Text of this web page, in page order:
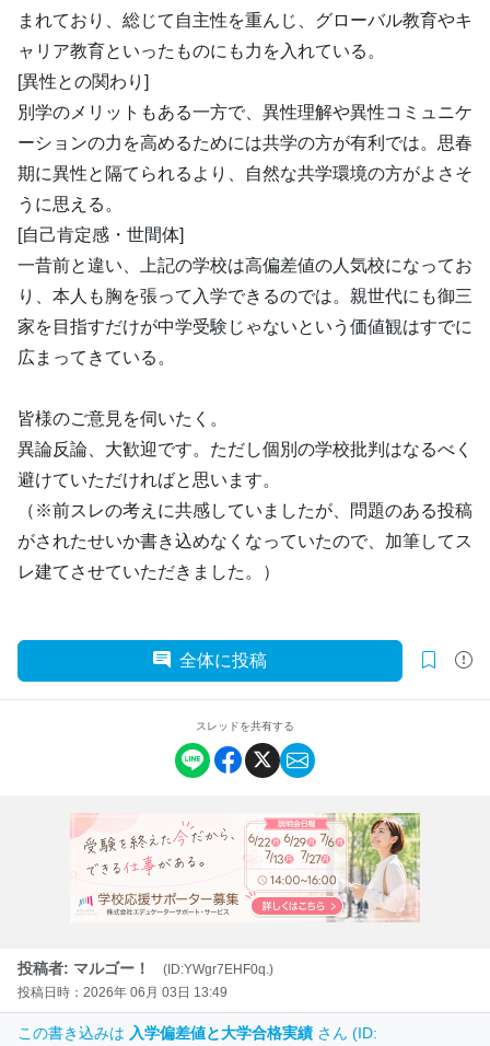
まれており、総じて自主性を重んじ、グローバル教育やキ
ャリア教育といったものにも力を入れている。
[異性との関わり]
別学のメリットもある一方で、異性理解や異性コミュニケ
ーションの力を高めるためには共学の方が有利では。思春
期に異性と隔てられるより、自然な共学環境の方がよさそ
うに思える。
[自己肯定感・世間体]
一昔前と違い、上記の学校は高偏差値の人気校になってお
り、本人も胸を張って入学できるのでは。親世代にも御三
家を目指すだけが中学受験じゃないという価値観はすでに
広まってきている。
皆様のご意見を伺いたく。
異論反論、大歓迎です。ただし個別の学校批判はなるべく
避けていただければと思います。
（※前スレの考えに共感していましたが、問題のある投稿
がされたせいか書き込めなくなっていたので、加筆してス
レ建てさせていただきました。）
全体に投稿
スレッドを共有する
投稿者: マルゴー！
(ID:YWgr7EHF0q.)
投稿日時：2026年 06月 03日 13:49
この書き込みは 入学偏差値と大学合格実績 さん (ID: